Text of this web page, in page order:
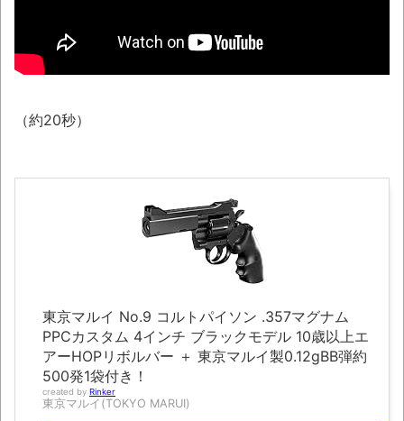
ムソフトCDの劣化について問題提起 他
8月26日にリメイク完結編「FF7リベレーシ
にて
お前らの身体の悩み教えてくれ
「アメリカのヤンキーがアジア人にケンカ
【読書感想】山野辺太郎『いつか深い穴に
落ちるまで』
映画ちいかわ観に行ったので感想を書きま
す(若干ネタバレあり) 26/07/25
（約20秒）
東京マルイ No.9 コルトパイソン .357マグナム
PPCカスタム 4インチ ブラックモデル 10歳以上エ
アーHOPリボルバー ＋ 東京マルイ製0.12gBB弾約
500発1袋付き！
created by Rinker
東京マルイ(TOKYO MARUI)